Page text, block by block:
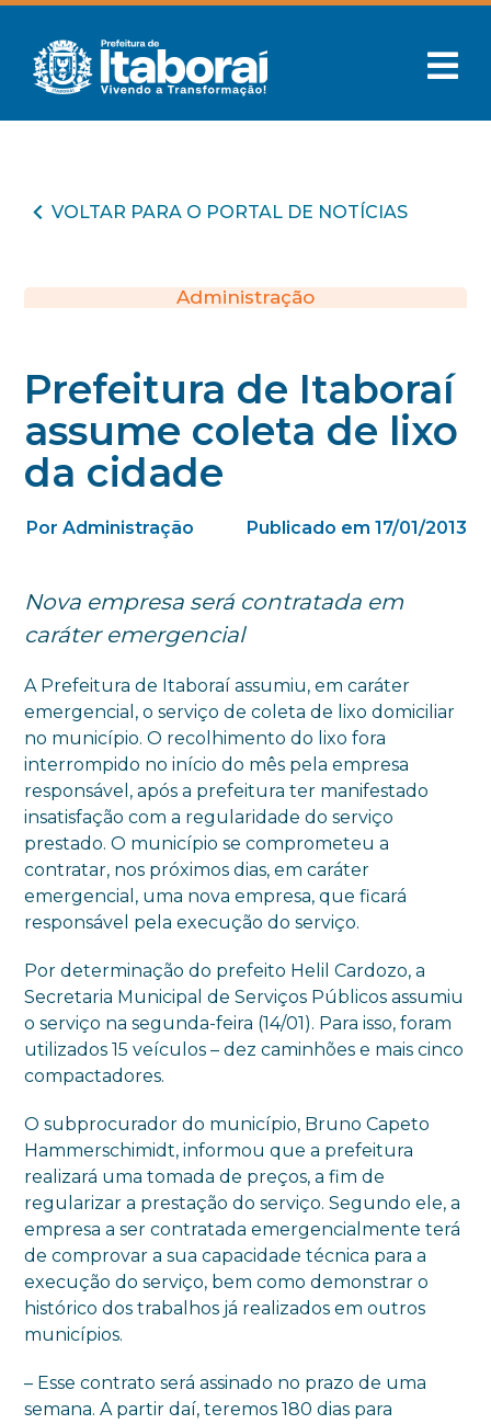
VOLTAR PARA O PORTAL DE NOTÍCIAS
Administração
Prefeitura de Itaboraí
assume coleta de lixo
da cidade
Por Administração Publicado em 17/01/2013
Nova empresa será contratada em
caráter emergencial
A Prefeitura de Itaboraí assumiu, em caráter
emergencial, o serviço de coleta de lixo domiciliar
no município. O recolhimento do lixo fora
interrompido no início do mês pela empresa
responsável, após a prefeitura ter manifestado
insatisfação com a regularidade do serviço
prestado. O município se comprometeu a
contratar, nos próximos dias, em caráter
emergencial, uma nova empresa, que ficará
responsável pela execução do serviço.
Por determinação do prefeito Helil Cardozo, a
Secretaria Municipal de Serviços Públicos assumiu
o serviço na segunda-feira (14/01). Para isso, foram
utilizados 15 veículos – dez caminhões e mais cinco
compactadores.
O subprocurador do município, Bruno Capeto
Hammerschimidt, informou que a prefeitura
realizará uma tomada de preços, a fim de
regularizar a prestação do serviço. Segundo ele, a
empresa a ser contratada emergencialmente terá
de comprovar a sua capacidade técnica para a
execução do serviço, bem como demonstrar o
histórico dos trabalhos já realizados em outros
municípios.
– Esse contrato será assinado no prazo de uma
semana. A partir daí, teremos 180 dias para